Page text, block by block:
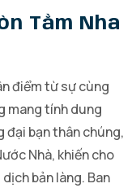
Tằm Nha
điểm từ sự cùng
mang tính dung
bạn thân chúng,
Nhà, khiến cho
bản làng. Ban